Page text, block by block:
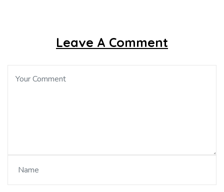
Leave A Comment